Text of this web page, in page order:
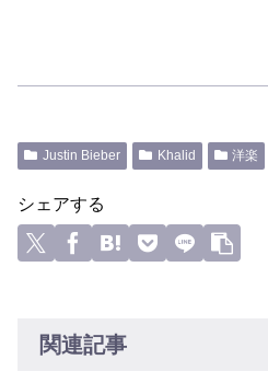
Justin Bieber Khalid 洋楽
シェアする
関連記事